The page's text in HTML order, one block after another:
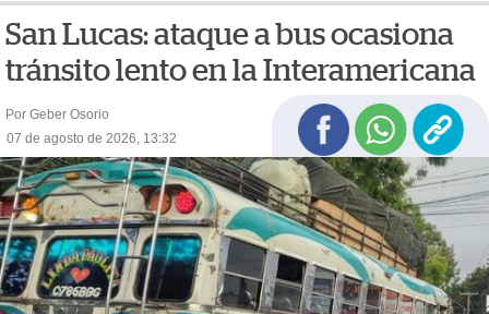
San Lucas: ataque a bus ocasiona
tránsito lento en la Interamericana
Por Geber Osorio
07 de agosto de 2026, 13:32